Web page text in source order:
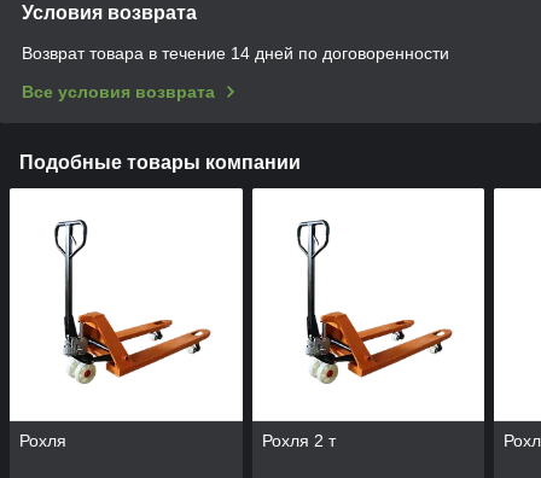
Условия возврата
Возврат товара в течение 14 дней по договоренности
Все условия возврата
Подобные товары компании
Рохля Рохля 2 т